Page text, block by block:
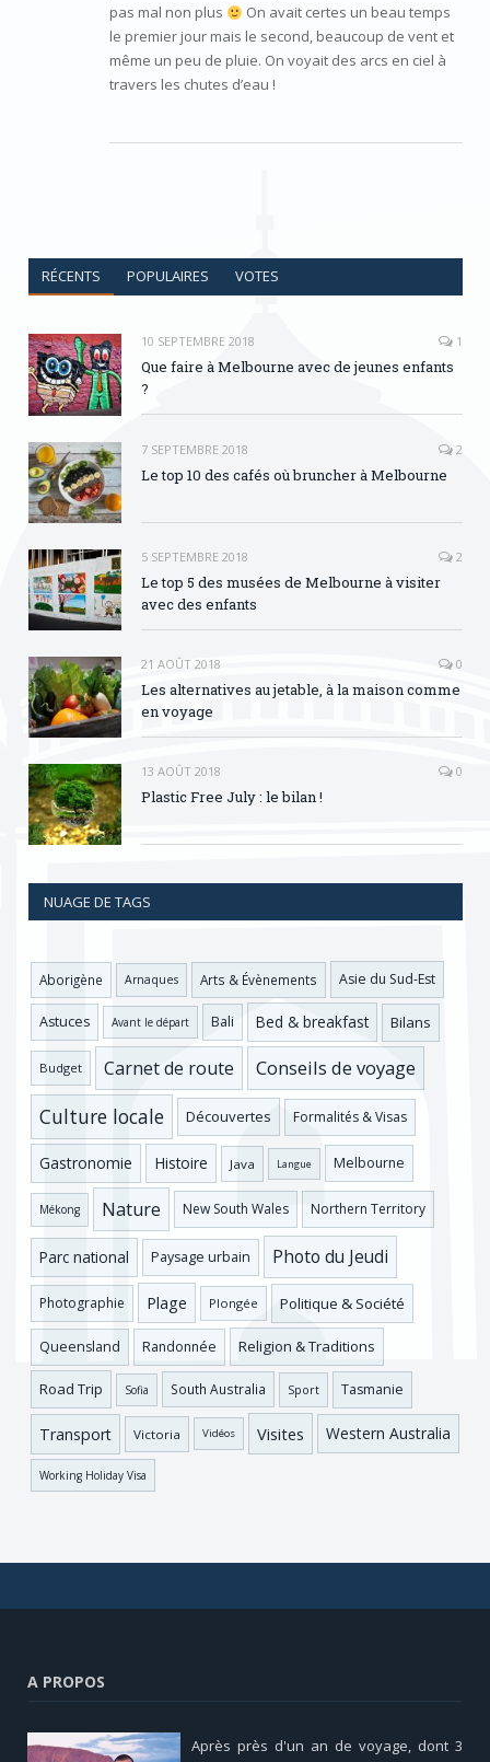
pas mal non plus
On avait certes un beau temps
le premier jour mais le second, beaucoup de vent et
même un peu de pluie. On voyait des arcs en ciel à
travers les chutes d’eau !
RÉCENTS POPULAIRES VOTES
10 SEPTEMBRE 2018 1
Que faire à Melbourne avec de jeunes enfants
?
7 SEPTEMBRE 2018 2
Le top 10 des cafés où bruncher à Melbourne
5 SEPTEMBRE 2018 2
Le top 5 des musées de Melbourne à visiter
avec des enfants
21 AOÛT 2018 0
Les alternatives au jetable, à la maison comme
en voyage
13 AOÛT 2018 0
Plastic Free July : le bilan !
NUAGE DE TAGS
Aborigène Arnaques Arts & Évènements Asie du Sud-Est
Astuces Avant le départ Bali Bed & breakfast Bilans
Budget Carnet de route Conseils de voyage
Culture locale Découvertes Formalités & Visas
Gastronomie Histoire Java Langue Melbourne
Mékong Nature New South Wales Northern Territory
Parc national Paysage urbain Photo du Jeudi
Photographie Plage Plongée Politique & Société
Queensland Randonnée Religion & Traditions
Road Trip Sofia South Australia Sport Tasmanie
Transport Victoria Vidéos Visites Western Australia
Working Holiday Visa
A PROPOS
Après près d'un an de voyage, dont 3